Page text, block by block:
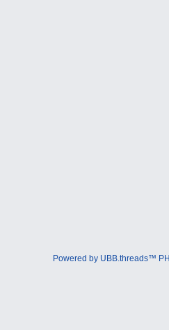
Powered by UBB.threads™